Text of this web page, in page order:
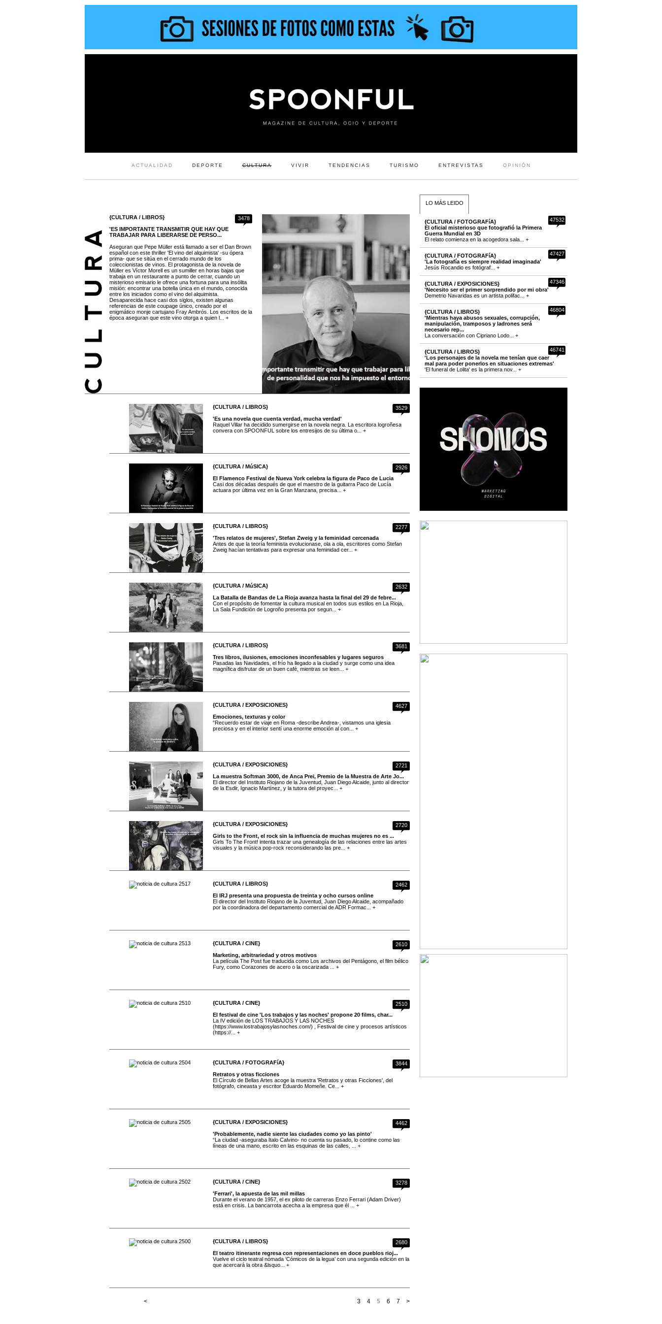
ACTUALIDAD DEPORTE CULTURA VIVIR TENDENCIAS TURISMO ENTREVISTAS OPINIÓN
3478
{CULTURA / LIBROS}
'ES IMPORTANTE TRANSMITIR QUE HAY QUE
TRABAJAR PARA LIBERARSE DE PERSO...
Aseguran que Pepe Müller está llamado a ser el Dan Brown
español con este thriller 'El vino del alquimista' -su ópera
prima- que se sitúa en el cerrado mundo de los
coleccionistas de vinos. El protagonista de la novela de
Müller es Víctor Morell es un sumiller en horas bajas que
trabaja en un restaurante a punto de cerrar, cuando un
misterioso emisario le ofrece una fortuna para una insólita
misión: encontrar una botella única en el mundo, conocida
entre los iniciados como el vino del alquimista.
Desaparecida hace casi dos siglos, existen algunas
referencias de este coupage único, creado por el
enigmático monje cartujano Fray Ambrós. Los escritos de la
época aseguran que este vino otorga a quien l... +
3529
{CULTURA / LIBROS}
'Es una novela que cuenta verdad, mucha verdad'
Raquel Villar ha decidido sumergirse en la novela negra. La escritora logroñesa
convera con SPOONFUL sobre los entresijos de su última o... +
2926
{CULTURA / MúSICA}
El Flamenco Festival de Nueva York celebra la figura de Paco de Lucia
Casi dos décadas después de que el maestro de la guitarra Paco de Lucía
actuara por última vez en la Gran Manzana, precisa... +
2277
{CULTURA / LIBROS}
'Tres relatos de mujeres', Stefan Zweig y la feminidad cercenada
Antes de que la teoría feminista evolucionase, ola a ola, escritores como Stefan
Zweig hacían tentativas para expresar una feminidad cer... +
2632
{CULTURA / MúSICA}
La Batalla de Bandas de La Rioja avanza hasta la final del 29 de febre...
Con el propósito de fomentar la cultura musical en todos sus estilos en La Rioja,
La Sala Fundición de Logroño presenta por segun... +
3681
{CULTURA / LIBROS}
Tres libros, ilusiones, emociones inconfesables y lugares seguros
Pasadas las Navidades, el frío ha llegado a la ciudad y surge como una idea
magnífica disfrutar de un buen café, mientras se leen... +
4627
{CULTURA / EXPOSICIONES}
Emociones, texturas y color
“Recuerdo estar de viaje en Roma -describe Andrea-, vistamos una iglesia
preciosa y en el interior sentí una enorme emoción al con... +
2721
{CULTURA / EXPOSICIONES}
La muestra Softman 3000, de Anca Prei, Premio de la Muestra de Arte Jo...
El director del Instituto Riojano de la Juventud, Juan Diego Alcaide, junto al director
de la Esdir, Ignacio Martínez, y la tutora del proyec... +
2720
{CULTURA / EXPOSICIONES}
Girls to the Front, el rock sin la influencia de muchas mujeres no es ...
Girls To The Front! intenta trazar una genealogía de las relaciones entre las artes
visuales y la música pop-rock reconsiderando las pre... +
2462
{CULTURA / LIBROS}
El IRJ presenta una propuesta de treinta y ocho cursos online
El director del Instituto Riojano de la Juventud, Juan Diego Alcaide, acompañado
por la coordinadora del departamento comercial de ADR Formac... +
2610
{CULTURA / CINE}
Marketing, arbitrariedad y otros motivos
La película The Post fue traducida como Los archivos del Pentágono, el film bélico
Fury, como Corazones de acero o la oscarizada ... +
2510
{CULTURA / CINE}
El festival de cine 'Los trabajos y las noches' propone 20 films, char...
La IV edición de LOS TRABAJOS Y LAS NOCHES
(https://www.lostrabajosylasnoches.com/) , Festival de cine y procesos artísticos
(https://... +
3844
{CULTURA / FOTOGRAFíA}
Retratos y otras ficciones
El Círculo de Bellas Artes acoge la muestra 'Retratos y otras Ficciones', del
fotógrafo, cineasta y escritor Eduardo Momeñe. Ce... +
4462
{CULTURA / EXPOSICIONES}
'Probablemente, nadie siente las ciudades como yo las pinto'
“La ciudad -aseguraba Italo Calvino- no cuenta su pasado, lo contine como las
líneas de una mano, escrito en las esquinas de las calles, ... +
3278
{CULTURA / CINE}
'Ferrari', la apuesta de las mil millas
Durante el verano de 1957, el ex piloto de carreras Enzo Ferrari (Adam Driver)
está en crisis. La bancarrota acecha a la empresa que él ... +
2680
{CULTURA / LIBROS}
El teatro itinerante regresa con representaciones en doce pueblos rioj...
Vuelve el ciclo teatral nómada ‘Cómicos de la legua’ con una segunda edición en la
que acercará la obra &lsquo... +
>
3 4 5 6 7
<
LO MÁS LEIDO
47532
{CULTURA / FOTOGRAFíA}
El oficial misterioso que fotografió la Primera
Guerra Mundial en 3D
El relato comienza en la acogedora sala... +
47427
{CULTURA / FOTOGRAFíA}
'La fotografía es siempre realidad imaginada'
Jesús Rocandio es fotógraf... +
47346
{CULTURA / EXPOSICIONES}
'Necesito ser el primer sorprendido por mi obra'
Demetrio Navaridas es un artista polifac... +
46804
{CULTURA / LIBROS}
'Mientras haya abusos sexuales, corrupción,
manipulación, tramposos y ladrones será
necesario rep...
La conversación con Cipriano Lodo... +
46741
{CULTURA / LIBROS}
'Los personajes de la novela me tenían que caer
mal para poder ponerlos en situaciones extremas'
'El funeral de Lolita' es la primera nov... +